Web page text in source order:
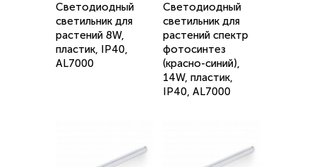
Светодиодный
светильник для
растений 8W,
пластик, IP40,
AL7000
Светодиодный
светильник для
растений спектр
фотосинтез
(красно-синий),
14W, пластик,
IP40, AL7000